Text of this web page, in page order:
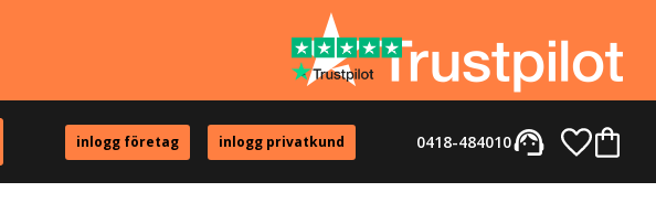
inlogg företag inlogg privatkund support_agent
0418-484010